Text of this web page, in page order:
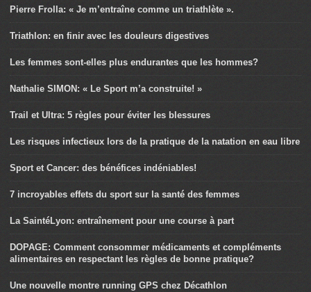
Pierre Frolla: « Je m’entraîne comme un triathlète ».
Triathlon: en finir avec les douleurs digestives
Les femmes sont-elles plus endurantes que les hommes?
Nathalie SIMON: « Le Sport m’a construite! »
Trail et Ultra: 5 règles pour éviter les blessures
Les risques infectieux lors de la pratique de la natation en eau libre
Sport et Cancer: des bénéfices indéniables!
7 incroyables effets du sport sur la santé des femmes
La SaintéLyon: entraînement pour une course à part
DOPAGE: Comment consommer médicaments et compléments
alimentaires en respectant les règles de bonne pratique?
Une nouvelle montre running GPS chez Décathlon